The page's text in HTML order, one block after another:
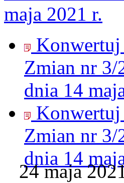
maja 2021 r.
Konwertuj
Zmian nr 3/
dnia 14
Konwertuj
Zmian nr 3/
dnia 14
24 maja